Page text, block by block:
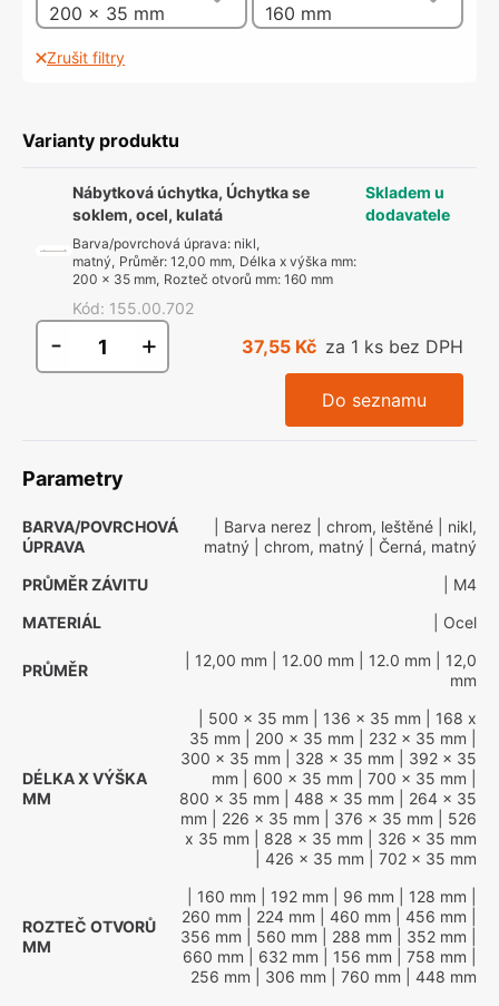
200 x 35 mm 160 mm
Zrušit filtry
Varianty produktu
Nábytková úchytka, Úchytka se
soklem, ocel, kulatá
Barva/povrchová úprava: nikl,
matný, Průměr: 12,00 mm, Délka x výška mm:
200 x 35 mm, Rozteč otvorů mm: 160 mm
Kód: 155.00.702
Skladem u
dodavatele
- + 37,55 Kč za 1 ks bez DPH
Do seznamu
Parametry
BARVA/POVRCHOVÁ
ÚPRAVA
| Barva nerez | chrom, leštěné | nikl,
matný | chrom, matný | Černá, matný
PRŮMĚR ZÁVITU
| M4
MATERIÁL
| Ocel
PRŮMĚR
| 12,00 mm | 12.00 mm | 12.0 mm | 12,0
mm
DÉLKA X VÝŠKA
MM
| 500 x 35 mm | 136 x 35 mm | 168 x
35 mm | 200 x 35 mm | 232 x 35 mm
300 x 35 mm | 328 x 35 mm | 392 x 35
mm | 600 x 35 mm | 700 x 35 mm
800 x 35 mm | 488 x 35 mm | 264 x 35
mm | 226 x 35 mm | 376 x 35 mm | 526
x 35 mm | 828 x 35 mm | 326 x 35 mm
| 426 x 35 mm | 702 x 35 mm
ROZTEČ OTVORŮ
MM
| 160 mm | 192 mm | 96 mm | 128 mm
260 mm | 224 mm | 460 mm | 456 mm
356 mm | 560 mm | 288 mm | 352 mm
660 mm | 632 mm | 156 mm | 758 mm
256 mm | 306 mm | 760 mm | 448 mm